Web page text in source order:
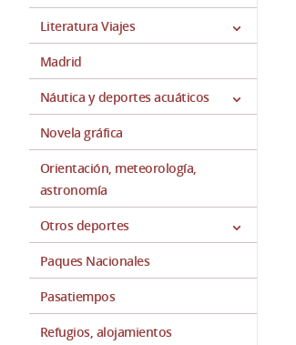
Literatura Viajes
Madrid
Náutica y deportes acuáticos
Novela gráfica
Orientación, meteorología,
astronomía
Otros deportes
Paques Nacionales
Pasatiempos
Refugios, alojamientos